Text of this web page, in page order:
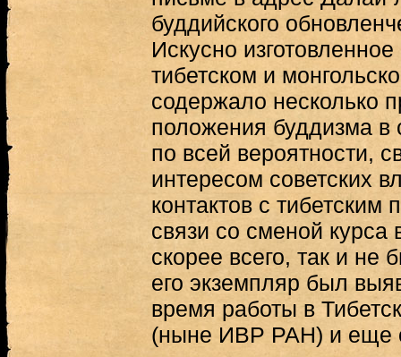
буддийского
Искусно
тибетском и
содержало несколько
положения буддизма в
по всей вероятности,
интересом советских
контактов с тибетским
связи со сменой курса
скорее всего, так и не
его экземпляр был
время работы в
(ныне ИВР РАН) и еще